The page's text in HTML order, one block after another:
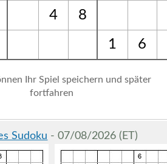
4 8
1 6
Ihr Spiel speichern und später
fortfahren
Sudoku - 07/08/2026 (ET)